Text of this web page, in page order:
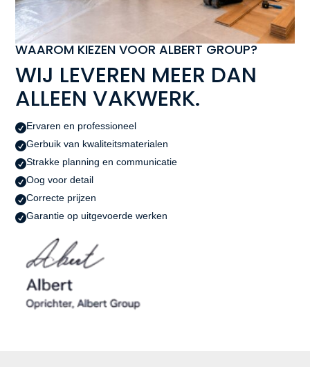
WAAROM KIEZEN VOOR ALBERT GROUP?
WIJ LEVEREN MEER DAN
ALLEEN VAKWERK.
Ervaren en professioneel
Gerbuik van kwaliteitsmaterialen
Strakke planning en communicatie
Oog voor detail
Correcte prijzen
Garantie op uitgevoerde werken